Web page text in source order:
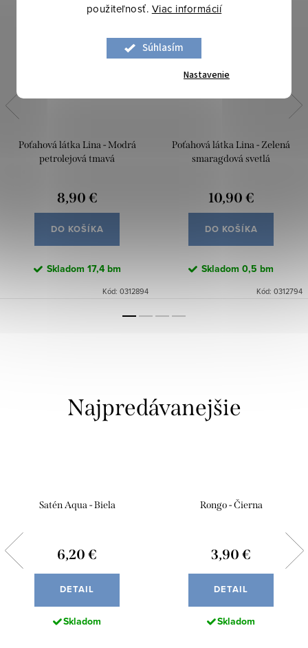
použiteľnosť. Viac informácií
Súhlasím
Nastavenie
Poťahová látka Lina - Modrá
petrolejová tmavá
8,90 €
DO KOŠÍKA
Skladom 17,4 bm
Kód: 0312894
Poťahová látka Lina - Zelená
smaragdová svetlá
10,90 €
DO KOŠÍKA
Skladom 0,5 bm
Kód: 0312794
Najpredávanejšie
Satén Aqua - Biela
6,20 €
DETAIL
Skladom
Rongo - Čierna
3,90 €
DETAIL
Skladom